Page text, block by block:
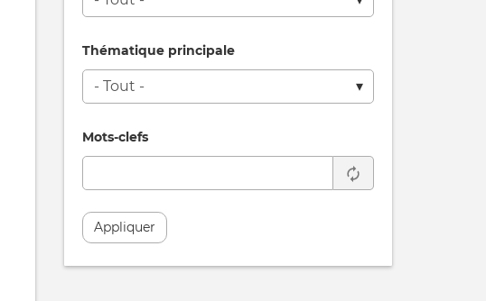
Thématique principale
Mots-clefs
Appliquer